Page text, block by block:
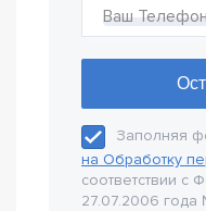
Ваш
Заполняя
на Обработку
соответствии с
27.07.2006